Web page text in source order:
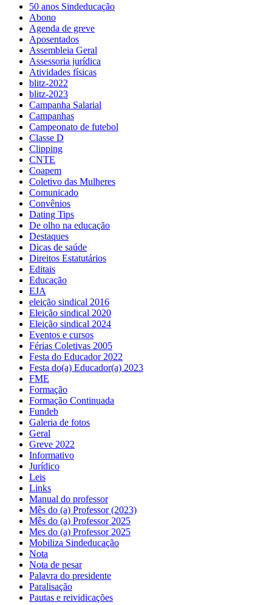
50 anos Sindeducação
Abono
Agenda de greve
Aposentados
Assembleia Geral
Assessoria jurídica
Atividades físicas
blitz-2022
blitz-2023
Campanha Salarial
Campanhas
Campeonato de futebol
Classe D
Clipping
CNTE
Coapem
Coletivo das Mulheres
Comunicado
Convênios
Dating Tips
De olho na educação
Destaques
Dicas de saúde
Direitos Estatutários
Editais
Educação
EJA
eleição sindical 2016
Eleição sindical 2020
Eleição sindical 2024
Eventos e cursos
Férias Coletivas 2005
Festa do Educador 2022
Festa do(a) Educador(a) 2023
FME
Formação
Formação Continuada
Fundeb
Galeria de fotos
Geral
Greve 2022
Informativo
Jurídico
Leis
Links
Manual do professor
Mês do (a) Professor (2023)
Mês do (a) Professor 2025
Mes do (a) Professor 2025
Mobiliza Sindeducação
Nota
Nota de pesar
Palavra do presidente
Paralisação
Pautas e reividicações